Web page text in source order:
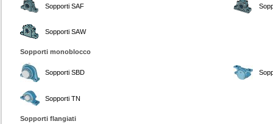
Sopporti SAF
Sopporti SAW
Sopporti monoblocco
Sopporti SBD
Sopporti TN
Sopporti flangiati